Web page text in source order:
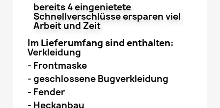
bereits 4 eingenietete
Schnellverschlüsse ersparen viel
Arbeit und Zeit
Im Lieferumfang sind enthalten:
Verkleidung
- Frontmaske
- geschlossene Bugverkleidung
- Fender
- Heckanbau